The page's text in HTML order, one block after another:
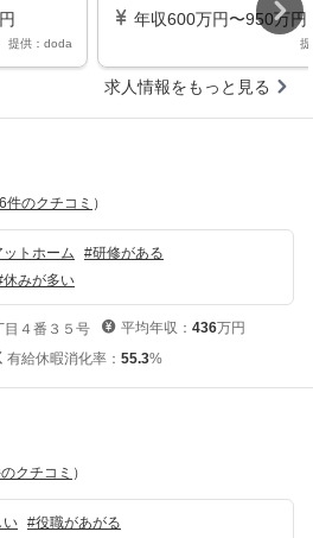
調世界
提供：doda
産拠点のローカル人材育
年収600万円〜950万円
求人情報をもっと見る
件のクチコミ ）
トホーム #研修がある
休みが多い
目４番３５号 平均年収： 436万円
有給休暇消化率： 55.3%
クチコミ ）
い #役職があがる